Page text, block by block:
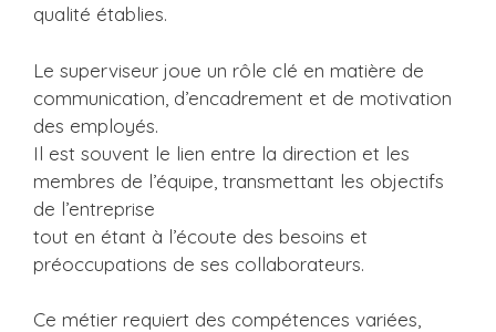
qualité établies.
Le superviseur joue un rôle clé en matière de
communication, d’encadrement et de motivation
des employés.
Il est souvent le lien entre la direction et les
membres de l’équipe, transmettant les objectifs
de l’entreprise
tout en étant à l’écoute des besoins et
préoccupations de ses collaborateurs.
Ce métier requiert des compétences variées,